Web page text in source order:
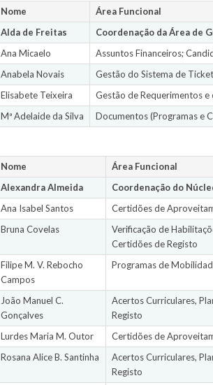
Nome
Área Funcional
Alda de Freitas
Coordenação da Área de
Ana Micaelo
Assuntos Financeiros;
Anabela Novais
Gestão do Sistema de
Elisabete Teixeira
Gestão de Requerimentos
Mª Adelaide da Silva
Documentos (Programas e
Nome
Área Funcional
Alexandra Almeida
Coordenação do
Ana Isabel Santos
Certidões de
Bruna Covelas
Verificação de
Certidões de Registo
Filipe M. V. Rebocho
Campos
Programas de
João Manuel C.
Gonçalves
Acertos Curriculares,
Registo
Lurdes Maria M. Outor
Certidões de
Rosana Alice B. Santinha
Acertos Curriculares,
Registo